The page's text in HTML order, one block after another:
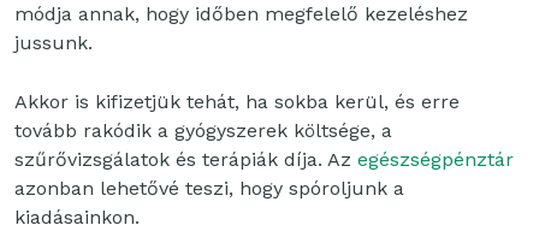
módja annak, hogy időben megfelelő kezeléshez
jussunk.
Akkor is kifizetjük tehát, ha sokba kerül, és erre
tovább rakódik a gyógyszerek költsége, a
szűrővizsgálatok és terápiák díja. Az egészségpénztár
azonban lehetővé teszi, hogy spóroljunk a
kiadásainkon.